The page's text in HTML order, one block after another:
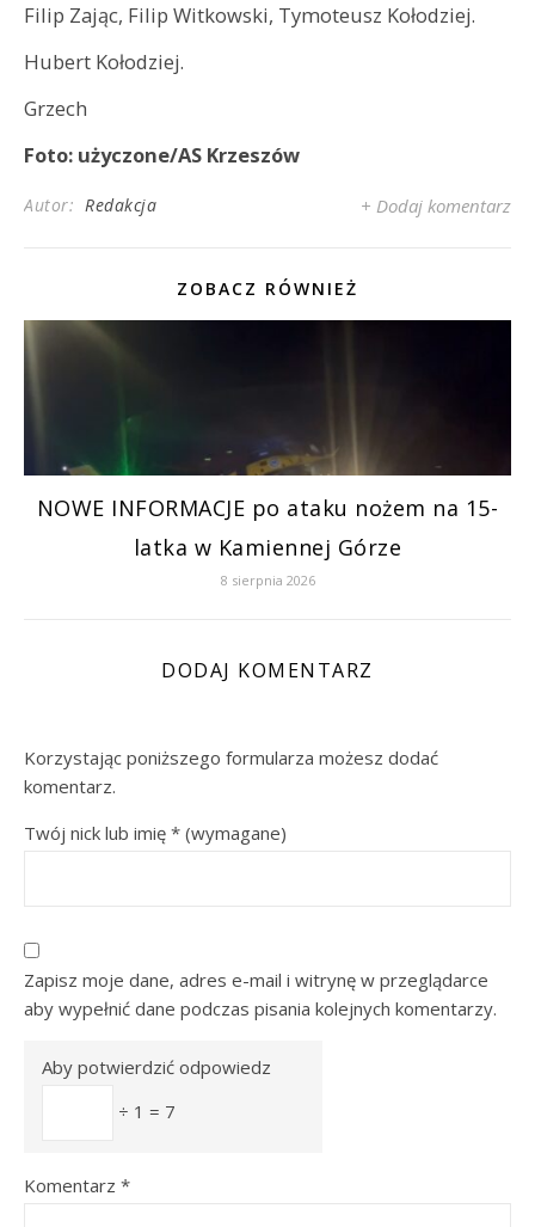
Filip Zając, Filip Witkowski, Tymoteusz Kołodziej.
Hubert Kołodziej.
Grzech
Foto: użyczone/AS Krzeszów
Autor: Redakcja + Dodaj komentarz
ZOBACZ RÓWNIEŻ
NOWE INFORMACJE po ataku nożem na 15-
latka w Kamiennej Górze
8 sierpnia 2026
DODAJ KOMENTARZ
Korzystając poniższego formularza możesz dodać
komentarz.
Twój nick lub imię * (wymagane)
Zapisz moje dane, adres e-mail i witrynę w przeglądarce
aby wypełnić dane podczas pisania kolejnych komentarzy.
Aby potwierdzić odpowiedz
÷ 1 = 7
Komentarz *